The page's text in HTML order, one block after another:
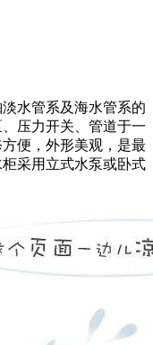
水管系及海水管系的
压力开关、管道于一
便，外形美观，是最
采用立式水泵或卧式